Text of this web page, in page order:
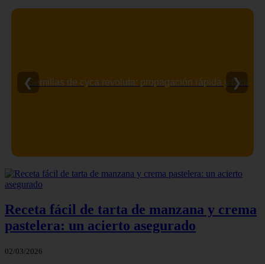
Semillas de cyca revoluta: propagación rápida y fácil
❮ ❯
Receta fácil de tarta de manzana y crema
pastelera: un acierto asegurado
02/03/2026